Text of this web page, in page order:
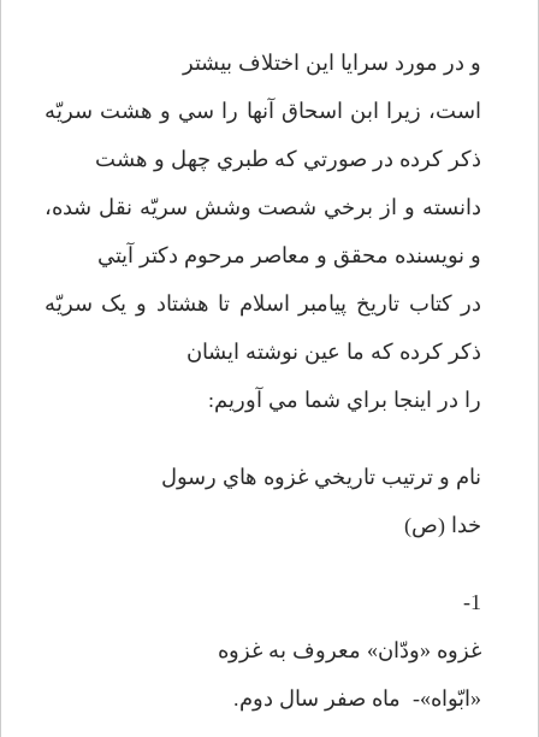
و در مورد سرايا اين اختلاف بيشتر
است، زيرا ابن اسحاق آنها را سي و هشت سريّه
ذکر کرده در صورتي که طبري چهل و هشت
دانسته و از برخي شصت وشش سريّه نقل شده،
و نويسنده محقق و معاصر مرحوم دکتر آيتي
در کتاب تاريخ پيامبر اسلام تا هشتاد و يک سريّه
ذکر کرده که ما عين نوشته ايشان
را در اينجا براي شما مي آوريم:
نام و ترتيب تاريخي غزوه هاي رسول
خدا (ص)
1-
غزوه «ودّان» معروف به غزوه
«ابّواه»- ماه صفر سال دوم.